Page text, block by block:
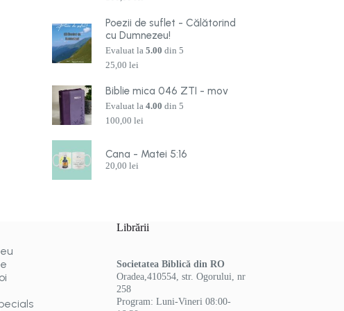
Poezii de suflet - Călătorind
cu Dumnezeu!
Evaluat la5.00 din 5
25,00lei
Biblie mica 046 ZTI - mov
Evaluat la4.00 din 5
100,00lei
Cana - Matei 5:16
20,00lei
Librării
Societatea Biblică din RO
Oradea,410554, str. Ogorului, nr
258
Program: Luni-Vineri 08:00-